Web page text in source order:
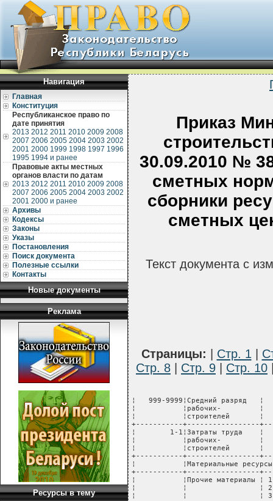
Навигация
Главная
Конституция
Республиканское право по
дате принятия
2013 2012 2011 2010 2009 2008
2007 2006 2005 2004 2003 2002
2001 2000 1999 1998 1997 1996
1995 1994 и ранее
Правовые акты местных
органов власти по датам
2013 2012 2011 2010 2009 2008
2007 2006 2005 2004 2003 2002
2001 2000 и ранее
Архивы
Кодексы
Законы
Указы
Постановления
Поиск документа
Полезные ссылки
Контакты
Новые документы
Реклама
Ресурсы в тему
Приказ
30.09.2010 №
сметных
сборники
сметных
Текст документа с
Страницы: Стр. 1
Стр. 8
Стр. 9 Стр. 10
¦   999-9999¦Средний разряд   ¦    ¦         ¦ 3,1¦         ¦       ¦                  ¦
¦           ¦рабочих-         ¦    ¦         ¦    ¦         ¦       ¦                  ¦
¦           ¦строителей       ¦    ¦         ¦    ¦         ¦       ¦                  ¦
+-----------+-----------------+----+---------+----+---------+-------+------------------+
¦        1-1¦Затраты труда    ¦    ¦ чел.-ч  ¦0,41¦         ¦       ¦                  ¦
¦           ¦рабочих-         ¦    ¦         ¦    ¦         ¦       ¦                  ¦
¦           ¦строителей       ¦    ¦         ¦    ¦         ¦       ¦                  ¦
+-----------+-----------------+----+---------+----+---------+-------+------------------+
¦           ¦Материальные ресурсы, учтенные в прямых затратах                          ¦
+-----------+-----------------+----T---------+----T---------+-------+------------------+
¦           ¦Прочие материалы ¦ 1  ¦         ¦    ¦         ¦    577¦                11¦
¦           ¦                 ¦ 2  ¦  руб.   ¦    ¦         ¦    596¦                30¦
¦           ¦                 ¦ 3  ¦         ¦    ¦         ¦    581¦                16¦
+-----------+-----------------+----+---------+----+---------+-------+------------------+
¦           ¦Материальные ресурсы, не учтенные в прямых затратах                       ¦
+-----------+-----------------+----T---------+----T---------+-------+------------------+
¦  П412-0000¦Смеси            ¦    ¦    т    ¦11,5¦         ¦       ¦                  ¦
¦           ¦асфальтобетонные ¦    ¦         ¦    ¦         ¦       ¦                  ¦
¦           ¦(горячие)        ¦    ¦         ¦    ¦         ¦       ¦                  ¦
¦           ¦крупнозернистые, ¦    ¦         ¦    ¦         ¦       ¦                  ¦
¦           ¦высокопористые   ¦    ¦         ¦    ¦         ¦       ¦                  ¦
+-----------+-----------------+----+---------+----+---------+-------+------------------+
¦Е27-202-25 ¦При изменении толщины покрытия на 0,5 см исключать или добавлять к        ¦
¦           ¦высокопористым крупнозернистым смесям, плотность каменных материалов 3    ¦
¦           ¦и более т/куб.м                                                           ¦
¦           ¦(единица измерения - 1000 кв.м покрытия)                                  ¦
+-----------+-----------------+----T---------+----T---------+-------+------------------+
¦           ¦Прямые затраты,  ¦ 1  ¦         ¦    ¦         ¦   1471¦                12¦
¦           ¦всего            ¦ 2  ¦  руб.   ¦    ¦         ¦   1491¦                32¦
¦           ¦                 ¦ 3  ¦         ¦    ¦         ¦   1476¦                17¦
+-----------+-----------------+----+---------+----+---------+-------+------------------+
¦           ¦в том числе:     ¦    ¦         ¦    ¦         ¦       ¦                  ¦
+-----------+-----------------+----+---------+----+---------+-------+------------------+
¦        1-2¦заработная плата ¦    ¦  руб.   ¦    ¦         ¦    853¦                  ¦
¦           ¦рабочих-         ¦    ¦         ¦    ¦         ¦       ¦                  ¦
¦           ¦строителей       ¦    ¦         ¦    ¦         ¦       ¦                  ¦
+-----------+-----------------+----+---------+----+---------+-------+------------------+
¦           ¦материальные     ¦ 1  ¦         ¦    ¦         ¦    618¦                12¦
¦           ¦ресурсы          ¦ 2  ¦  руб.   ¦    ¦         ¦    638¦                32¦
¦           ¦                 ¦ 3  ¦         ¦    ¦         ¦    623¦                17¦
+-----------+-----------------+----+---------+----+---------+-------